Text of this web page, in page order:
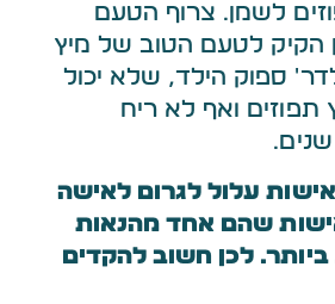
לשמן. צרוף הטעם
הקיק לטעם הטוב של מיץ
ספוק הילד, שלא יכול
תפוזים ואף לא ריח
עלול לגרום לאישה
שהם אחד מהנאות
ביותר. לכן חשוב להקדים